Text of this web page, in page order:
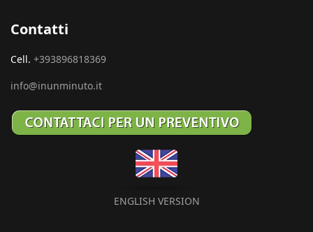
Contatti
Cell. +393896818369
info@inunminuto.it
ENGLISH VERSION